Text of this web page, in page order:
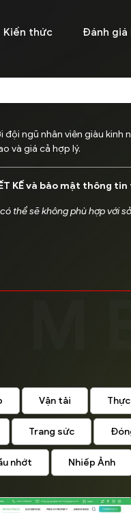
Kiến thức Đánh giá
ngũ nhân viên giàu
và giá cả hợp lý.
KẾ và bảo mật thông
thể sẽ không phù hợp với
Vận tải
Trang sức
nhớt Nhiếp Ảnh